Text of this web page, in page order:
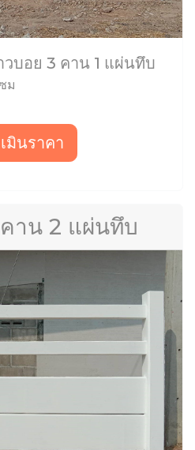
บอย 3 คาน 1 แผ่นทึบ
ม
มินราคา
าน 2 แผ่นทึบ